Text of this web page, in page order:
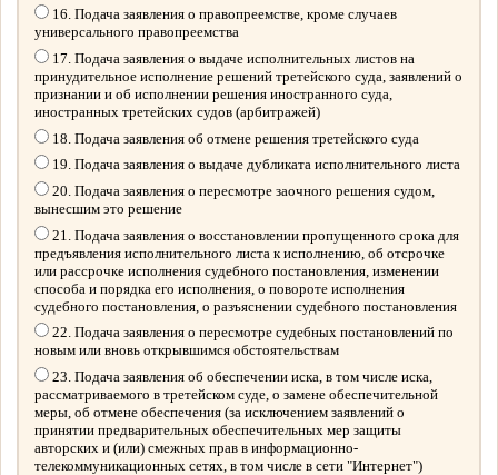
16. Подача заявления о правопреемстве, кроме случаев
универсального правопреемства
17. Подача заявления о выдаче исполнительных листов на
принудительное исполнение решений третейского суда, заявлений о
признании и об исполнении решения иностранного суда,
иностранных третейских судов (арбитражей)
18. Подача заявления об отмене решения третейского суда
19. Подача заявления о выдаче дубликата исполнительного листа
20. Подача заявления о пересмотре заочного решения судом,
вынесшим это решение
21. Подача заявления о восстановлении пропущенного срока для
предъявления исполнительного листа к исполнению, об отсрочке
или рассрочке исполнения судебного постановления, изменении
способа и порядка его исполнения, о повороте исполнения
судебного постановления, о разъяснении судебного постановления
22. Подача заявления о пересмотре судебных постановлений по
новым или вновь открывшимся обстоятельствам
23. Подача заявления об обеспечении иска, в том числе иска,
рассматриваемого в третейском суде, о замене обеспечительной
меры, об отмене обеспечения (за исключением заявлений о
принятии предварительных обеспечительных мер защиты
авторских и (или) смежных прав в информационно-
телекоммуникационных сетях, в том числе в сети "Интернет")